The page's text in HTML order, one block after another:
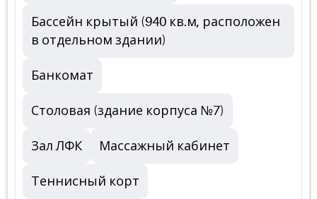
Бассейн крытый (940 кв.м, расположен
в отдельном здании)
Банкомат
Столовая (здание корпуса №7)
Зал ЛФК Массажный кабинет
Теннисный корт